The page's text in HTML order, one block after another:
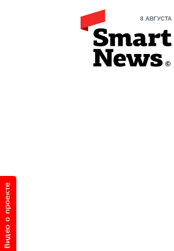
8 АВГУСТА